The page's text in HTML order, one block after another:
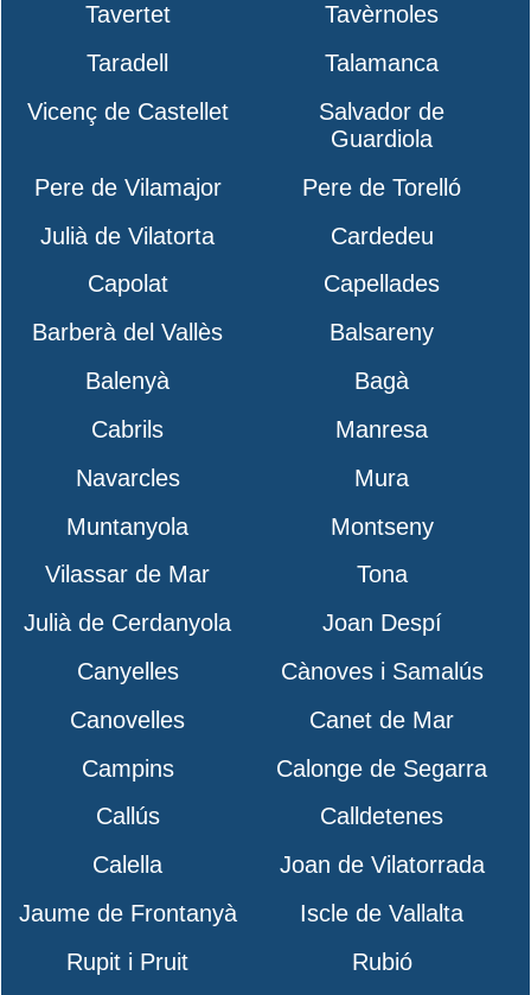
Tavertet
Tavèrnoles
Taradell
Talamanca
Vicenç de Castellet
Salvador de
Guardiola
Pere de Vilamajor
Pere de Torelló
Julià de Vilatorta
Cardedeu
Capolat
Capellades
Barberà del Vallès
Balsareny
Balenyà
Bagà
Cabrils
Manresa
Navarcles
Mura
Muntanyola
Montseny
Vilassar de Mar
Tona
Julià de Cerdanyola
Joan Despí
Canyelles
Cànoves i Samalús
Canovelles
Canet de Mar
Campins
Calonge de Segarra
Callús
Calldetenes
Calella
Joan de Vilatorrada
Jaume de Frontanyà
Iscle de Vallalta
Rupit i Pruit
Rubió